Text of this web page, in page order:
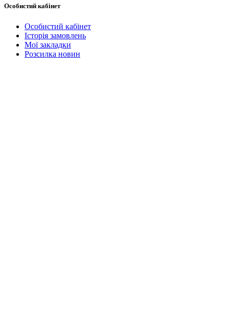
Особистий кабінет
Особистий кабінет
Історія замовлень
Мої закладки
Розсилка новин